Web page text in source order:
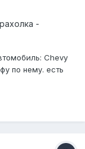
-
Chevy
по нему. есть
и пожеланий.